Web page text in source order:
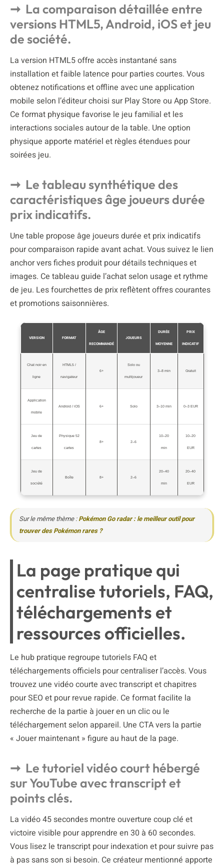
La comparaison détaillée entre
versions HTML5, Android, iOS et jeu
de société.
La version HTML5 offre accès instantané sans
installation et faible latence pour parties courtes. Vous
obtenez notifications et offline avec une application
mobile selon l’éditeur choisi sur Play Store ou App Store.
Ce format physique favorise le jeu familial et les
interactions sociales autour de la table. Une option
physique apporte matériel et règles étendues pour
soirées jeu.
Le tableau synthétique des
caractéristiques âge joueurs durée
prix indicatifs.
Une table propose âge joueurs durée et prix indicatifs
pour comparaison rapide avant achat. Vous suivez le lien
anchor vers fiches produit pour détails techniques et
images. Ce tableau guide l’achat selon usage et rythme
de jeu. Les fourchettes de prix reflètent offres courantes
et promotions saisonnières.
VERSION FORMAT
ÂGE
RECOMMANDÉ
JOUEURS
DURÉE
MOYENNE
PRIX
INDICATIF
Chat noir en
ligne
HTML5 /
navigateur
6+
Solo ou
multijoueur
3–8 min Gratuit
Application
mobile
Android / iOS 6+ Solo 3–10 min 0–3 EUR
Jeu de
cartes
Physique 52
cartes
8+ 2–6
10–20
min
10–20
EUR
Jeu de
société
Boîte 8+ 2–6
20–40
min
20–40
EUR
Sur le même thème :Pokémon Go radar : le meilleur outil pour
trouver des Pokémon rares ?
La page pratique qui
centralise tutoriels, FAQ,
téléchargements et
ressources officielles.
Le hub pratique regroupe tutoriels FAQ et
téléchargements officiels pour centraliser l’accès. Vous
trouvez une vidéo courte avec transcript et chapitres
pour SEO et pour revue rapide. Ce format facilite la
recherche de la partie à jouer en un clic ou le
téléchargement selon appareil. Une CTA vers la partie
« Jouer maintenant » figure au haut de la page.
Le tutoriel vidéo court hébergé
sur YouTube avec transcript et
points clés.
La vidéo 45 secondes montre ouverture coup clé et
victoire visible pour apprendre en 30 à 60 secondes.
Vous lisez le transcript pour indexation et pour suivre pas
à pas sans son si besoin. Ce créateur mentionné apporte